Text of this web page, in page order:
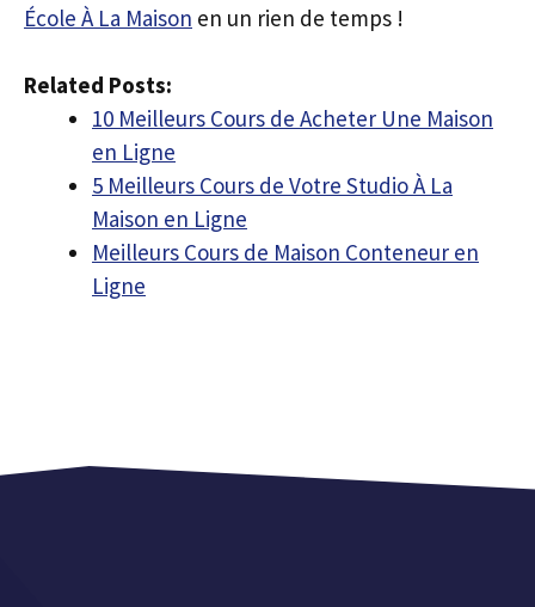
École À La Maison en un rien de temps !
Related Posts:
10 Meilleurs Cours de Acheter Une Maison
en Ligne
5 Meilleurs Cours de Votre Studio À La
Maison en Ligne
Meilleurs Cours de Maison Conteneur en
Ligne